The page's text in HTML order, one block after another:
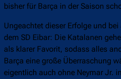
bisher für Barça in der Saison
Ungeachtet dieser Erfolge und
dem SD Eibar: Die Katalanen
als klarer Favorit, sodass alles
Barça eine große Überraschung
eigentlich auch ohne Neymar Jr.